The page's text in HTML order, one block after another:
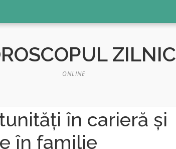
ZILNIC
ONLINE
în carieră și
în familie